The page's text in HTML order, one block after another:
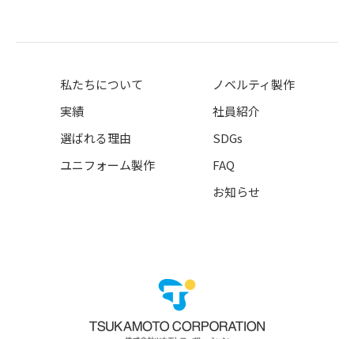
私たちについて
実績
選ばれる理由
ユニフォーム製作
ノベルティ製作
社員紹介
SDGs
FAQ
お知らせ